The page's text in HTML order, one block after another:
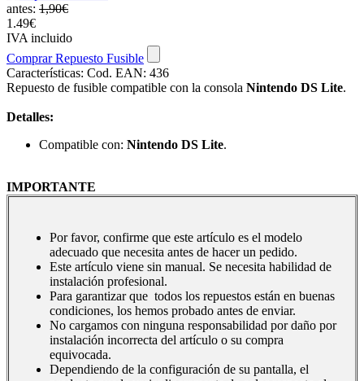
antes: 1,90€
1.49€
IVA incluido
Comprar Repuesto Fusible
Características: Cod. EAN: 436
Repuesto de fusible compatible con la consola Nintendo DS Lite.
Detalles:
Compatible con: Nintendo DS Lite.
IMPORTANTE
Por favor, confirme que este artículo es el modelo
adecuado que necesita antes de hacer un pedido.
Este artículo viene sin manual. Se necesita habilidad de
instalación profesional.
Para garantizar que todos los repuestos están en buenas
condiciones, los hemos probado antes de enviar.
No cargamos con ninguna responsabilidad por daño por
instalación incorrecta del artículo o su compra
equivocada.
Dependiendo de la configuración de su pantalla, el